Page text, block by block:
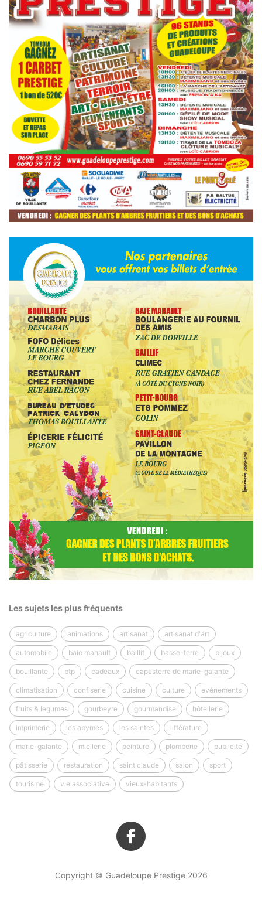
Les sujets les plus fréquents
agriculture animations artisanat artisanat d'art
automobile baie mahault baillif basse-terre bijoux
bouillante btp cadeaux capesterre de marie-galante
climatisation confiserie cuisine culture evènements
fruits & legumes gourbeyre gourmandise hôtellerie
imprimerie les abymes les saintes littérature
marie-galante miellerie peinture plomberie publicité
pâtisserie restauration saint claude salon sport
tourisme vie associative vieux-habitants
Copyright © Guadeloupe Prestige 2026